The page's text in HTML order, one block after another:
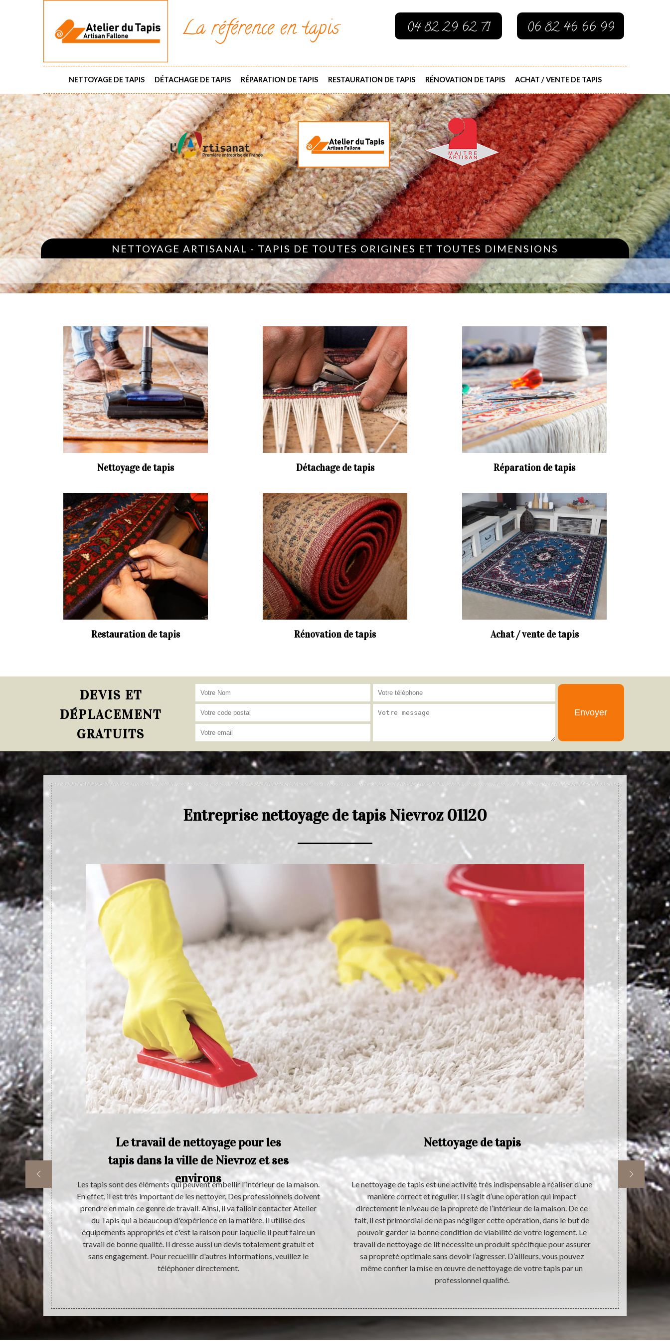
La référence en tapis 04 82 29 62 71 06 82 46 66 99
NETTOYAGE DE TAPIS DÉTACHAGE DE TAPIS RÉPARATION DE TAPIS RESTAURATION DE TAPIS RÉNOVATION DE TAPIS ACHAT / VENTE DE TAPIS
NETTOYAGE ARTISANAL - TAPIS DE TOUTES ORIGINES ET TOUTES DIMENSIONS
Nettoyage de tapis Détachage de tapis Réparation de tapis
Restauration de tapis Rénovation de tapis Achat / vente de tapis
DEVIS ET
DÉPLACEMENT
GRATUITS
Entreprise nettoyage de tapis Nievroz 01120
satisfaire
nous vous
du Tapis
permet pas
aussi
en vous
nous
pour que
de votre
Le travail de nettoyage pour les
tapis dans la ville de Nievroz et ses
environs
Les tapis sont des éléments qui peuvent embellir l'intérieur de la maison.
En effet, il est très important de les nettoyer. Des professionnels doivent
prendre en main ce genre de travail. Ainsi, il va falloir contacter Atelier
du Tapis qui a beaucoup d'expérience en la matière. Il utilise des
équipements appropriés et c'est la raison pour laquelle il peut faire un
travail de bonne qualité. Il dresse aussi un devis totalement gratuit et
sans engagement. Pour recueillir d'autres informations, veuillez le
téléphoner directement.
Nettoyage de tapis
Le nettoyage de tapis est une activité très indispensable à réaliser d’une
manière correct et régulier. Il s’agit d’une opération qui impact
directement le niveau de la propreté de l’intérieur de la maison. De ce
fait, il est primordial de ne pas négliger cette opération, dans le but de
pouvoir garder la bonne condition de viabilité de votre logement. Le
travail de nettoyage de lit nécessite un produit spécifique pour assurer
sa propreté optimale sans devoir l’agresser. D’ailleurs, vous pouvez
même confier la mise en œuvre de nettoyage de votre tapis par un
professionnel qualifié.
Le tapis
de la
votre
vigilance
la
de